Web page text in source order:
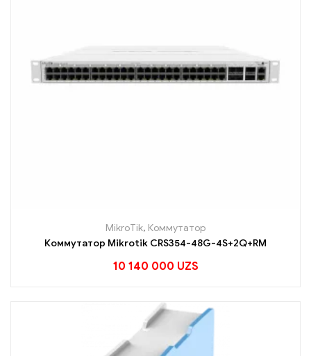
MikroTik, Коммутатор
Коммутатор Mikrotik CRS354-48G-4S+2Q+RM
10 140 000 UZS